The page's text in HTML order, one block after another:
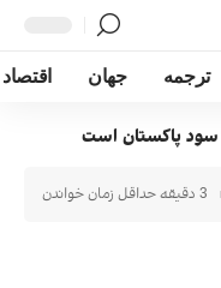
ترجمه جهان اقتصاد
سود پاکستان است
3 دقیقه حداقل زمان خواندن